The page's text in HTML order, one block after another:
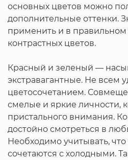
основных цветов можно
дополнительные оттенки.
применить и в
контрастных цветов.
Красный и зеленый —
экстравагантные. Не всем
цветосочетанием.
смелые и яркие личности,
пристального внимания.
достойно смотреться в
Необходимо учитывать,
сочетаются с холодными.